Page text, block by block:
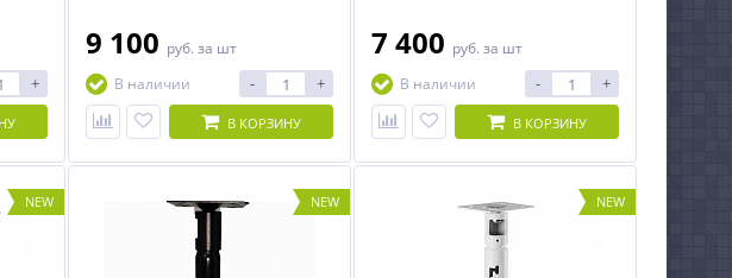
+
9 100 руб. за шт
В наличии
- +
В КОРЗИНУ
7 400 руб. за шт
В наличии
- +
В КОРЗИНУ
NEW NEW NEW